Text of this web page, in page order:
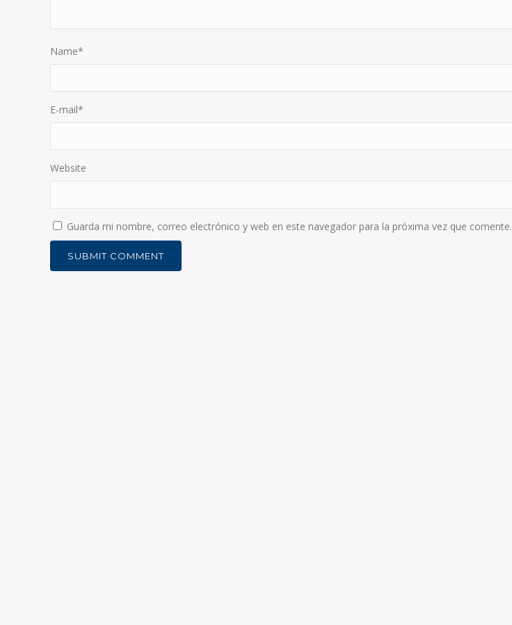
Name*
E-mail*
Website
Guarda mi nombre, correo electrónico y web en este navegador para la próxima vez que comente.